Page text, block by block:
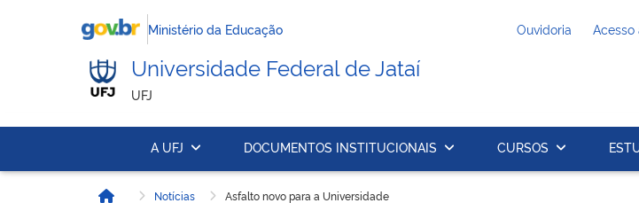
Ministério da Educação Ouvidoria Acesso
Universidade Federal de Jataí
UFJ
A UFJ DOCUMENTOS INSTITUCIONAIS CURSOS
Notícias Asfalto novo para a Universidade